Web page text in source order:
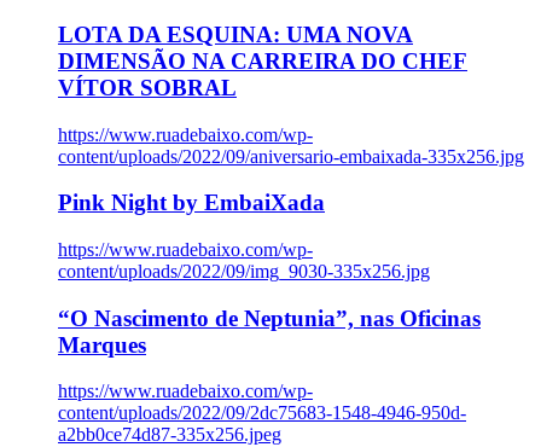
LOTA DA ESQUINA: UMA NOVA
DIMENSÃO NA CARREIRA DO CHEF
VÍTOR SOBRAL
https://www.ruadebaixo.com/wp-
content/uploads/2022/09/aniversario-embaixada-335x256.jpg
Pink Night by EmbaiXada
https://www.ruadebaixo.com/wp-
content/uploads/2022/09/img_9030-335x256.jpg
“O Nascimento de Neptunia”, nas Oficinas
Marques
https://www.ruadebaixo.com/wp-
content/uploads/2022/09/2dc75683-1548-4946-950d-
a2bb0ce74d87-335x256.jpeg